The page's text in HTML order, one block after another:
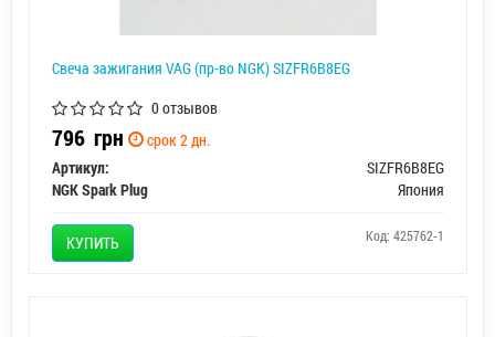
Свеча зажигания VAG (пр-во NGK) SIZFR6B8EG
0 отзывов
796 грн
срок 2 дн.
Артикул:
SIZFR6B8EG
NGK Spark Plug
Япония
КУПИТЬ Код: 425762-1